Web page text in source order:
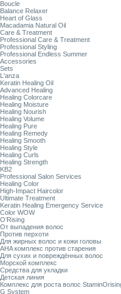
Boucle
Balance Relaxer
Heart of Glass
Macadamia Natural Oil
Care & Treatment
Professional Care & Treatment
Professional Styling
Professional Endless Summer
Accessories
Sets
L'anza
Keratin Healing Oil
Advanced Healing
Healing Colorcare
Healing Moisture
Healing Nourish
Healing Volume
Healing Pure
Healing Remedy
Healing Smooth
Healing Style
Healing Curls
Healing Strength
KB2
Professional Salon Services
Healing Color
High-Impact Haircolor
Ultimate Treatment
Keratin Healing Emergency Service
Color WOW
O’Rising
От выпадения волос
Против перхоти
Для жирных волос и кожи головы
AHA комплекс против старения
Для сухих и повреждённых волос
Морской комплекс
Средства для укладки
Детская линия
Комплекс для роста волос
G System